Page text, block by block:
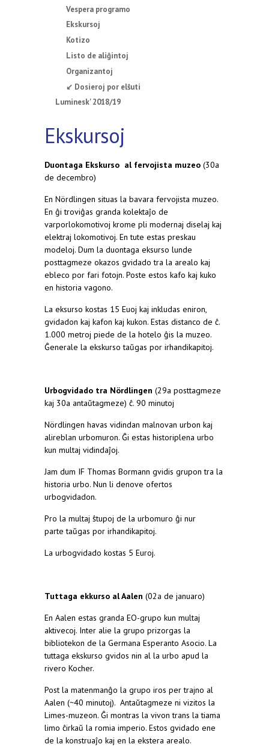
Vespera programo
Ekskursoj
Kotizo
Listo de aliĝintoj
Organizantoj
↙ Dosieroj por elŝuti
Luminesk' 2018/19
Ekskursoj
Duontaga Ekskurso al fervojista muzeo (30a
de decembro)
En Nördlingen situas la bavara fervojista muzeo.
En ĝi troviĝas granda kolektaĵo de
varporlokomotivoj krome pli modernaj diselaj kaj
elektraj lokomotivoj. En tute estas preskau
modeloj. Dum la duontaga eksurso lunde
posttagmeze okazos gvidado tra la arealo kaj
ebleco por fari fotojn. Poste estos kafo kaj kuko
en historia vagono.
La eksurso kostas 15 Euoj kaj inkludas eniron,
gvidadon kaj kafon kaj kukon. Estas distanco de ĉ.
1.000 metroj piede de la hotelo ĝis la muzeo.
Ĝenerale la ekskurso taŭgas por irhandikapitoj.
Urbogvidado tra Nördlingen (29a posttagmeze
kaj 30a antaŭtagmeze) ĉ. 90 minutoj
Nördlingen havas vidindan malnovan urbon kaj
alireblan urbomuron. Ĝi estas historiplena urbo
kun multaj vidindaĵoj.
Jam dum IF Thomas Bormann gvidis grupon tra la
historia urbo. Nun li denove ofertos
urbogvidadon.
Pro la multaj ŝtupoj de la urbomuro ĝi nur
parte taŭgas por irhandikapitoj.
La urbogvidado kostas 5 Euroj.
Tuttaga ekkurso al Aalen (02a de januaro)
En Aalen estas granda EO-grupo kun multaj
aktivecoj. Inter alie la grupo prizorgas la
bibliotekon de la Germana Esperanto Asocio. La
tuttaga ekskurso gvidos nin al la urbo apud la
rivero Kocher.
Post la matenmanĝo la grupo iros per trajno al
Aalen (~40 minutoj). Antaŭtagmeze ni vizitos la
Limes-muzeon. Ĝi montras la vivon trans la tiama
limo ĉirkaŭ la romia imperio. Estos gvidado ene
de la konstruaĵo kaj en la ekstera arealo.